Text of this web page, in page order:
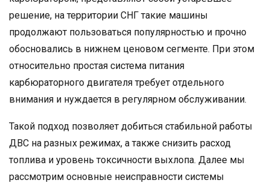
решение, на территории СНГ такие машины
продолжают пользоваться популярностью и прочно
обосновались в нижнем ценовом сегменте. При этом
относительно простая система питания
карбюраторного двигателя требует отдельного
внимания и нуждается в регулярном обслуживании.
Такой подход позволяет добиться стабильной работы
ДВС на разных режимах, а также снизить расход
топлива и уровень токсичности выхлопа. Далее мы
рассмотрим основные неисправности системы